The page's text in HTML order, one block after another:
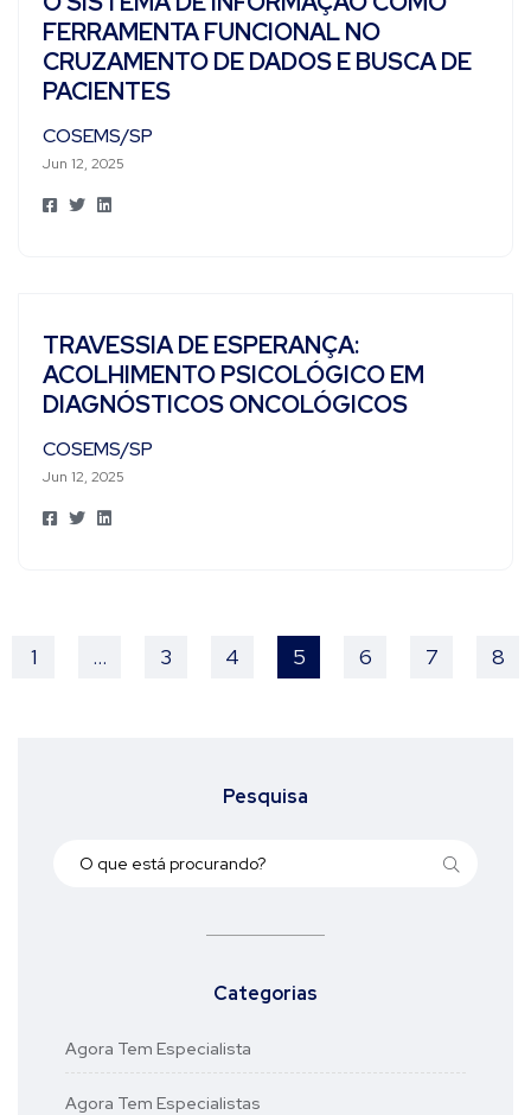
FERRAMENTA FUNCIONAL NO
CRUZAMENTO DE DADOS E BUSCA DE
PACIENTES
COSEMS/SP
Jun 12, 2025
TRAVESSIA DE ESPERANÇA:
ACOLHIMENTO PSICOLÓGICO EM
DIAGNÓSTICOS ONCOLÓGICOS
COSEMS/SP
Jun 12, 2025
1 … 3 4 5 6 7 8
Pesquisa
Categorias
Agora Tem Especialista
Agora Tem Especialistas